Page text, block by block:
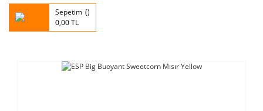
Sepetim
0,00 TL